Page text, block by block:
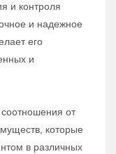
и контроля
и надежное
его
и
соотношения от
которые
в различных